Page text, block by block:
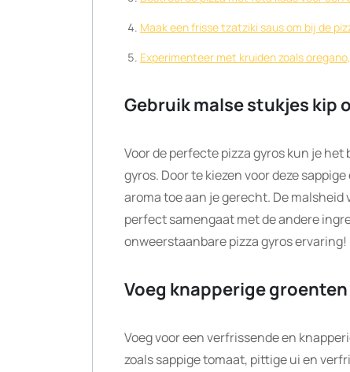
Maak een frisse tzatziki saus om bij de
Experimenteer met kruiden zoals
Gebruik malse stukjes kip
Voor de perfecte pizza gyros kun je
gyros. Door te kiezen voor deze
aroma toe aan je gerecht. De malsheid
perfect samengaat met de andere
onweerstaanbare pizza gyros ervaring!
Voeg knapperige
Voeg voor een verfrissende en
zoals sappige tomaat, pittige ui en